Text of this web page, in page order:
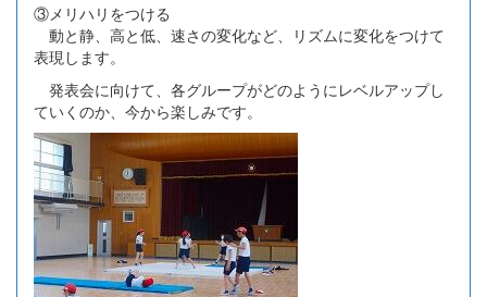
③メリハリをつける
動と静、高と低、速さの変化など、リズムに変化をつけて
表現します。
発表会に向けて、各グループがどのようにレベルアップし
ていくのか、今から楽しみです。